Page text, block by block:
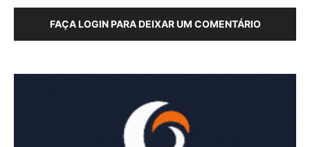
FAÇA LOGIN PARA DEIXAR UM COMENTÁRIO